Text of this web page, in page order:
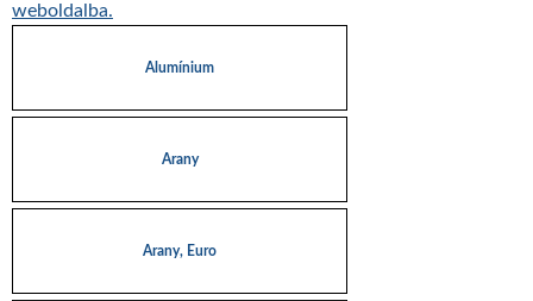
weboldalba.
Alumínium
Arany
Arany, Euro